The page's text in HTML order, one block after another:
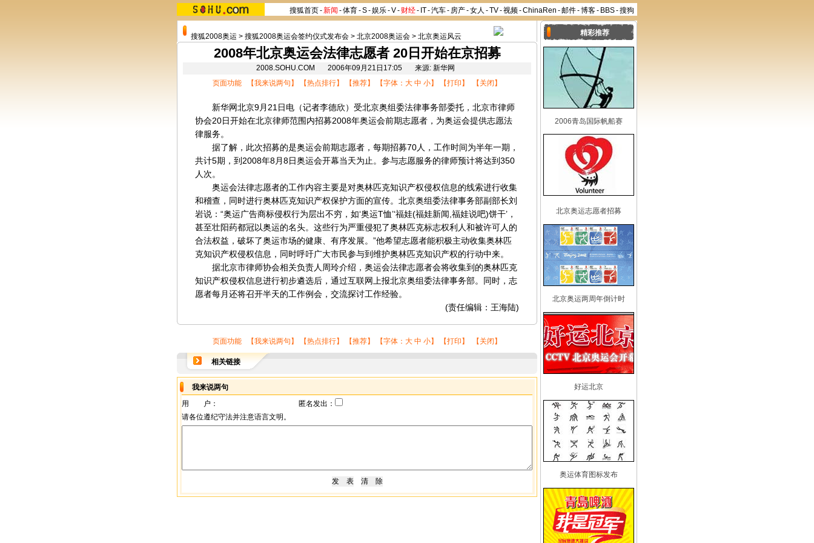
搜狐首页-新闻 -体育-S-娱乐-V- 财经- IT-汽车- 房产-女人 -TV-视频-ChinaRen -邮件-博客- BBS-搜狗
搜狐2008奥运 > 搜狐2008奥运会签约仪式发布会 > 北京2008奥运会 > 北京奥运风云
2008年北京奥运会法律志愿者 20日开始在京招募
2008.SOHU.COM 2006年09月21日17:05 来源: 新华网
页面功能 【我来说两句 】 【热点排行】 【推荐】 【字体： 大 中 小】 【打印 】 【 关闭 】
新华网北京9月21日电（记者李德欣）受北京奥组委法律事务部委托，北京市律师
协会20日开始在北京律师范围内招募2008年奥运会前期志愿者，为奥运会提供志愿法
律服务。
据了解，此次招募的是奥运会前期志愿者，每期招募70人，工作时间为半年一期，
共计5期，到2008年8月8日奥运会开幕当天为止。参与志愿服务的律师预计将达到350
人次。
奥运会法律志愿者的工作内容主要是对奥林匹克知识产权侵权信息的线索进行收集
和稽查，同时进行奥林匹克知识产权保护方面的宣传。北京奥组委法律事务部副部长刘
岩说：“奥运广告商标侵权行为层出不穷，如‘奥运T恤’‘福娃(福娃新闻 福娃说吧)饼干’，
甚至壮阳药都冠以奥运的名头。这些行为严重侵犯了奥林匹克标志权利人和被许可人的
合法权益，破坏了奥运市场的健康、有序发展。”他希望志愿者能积极主动收集奥林匹
克知识产权侵权信息，同时呼吁广大市民参与到维护奥林匹克知识产权的行动中来。
据北京市律师协会相关负责人周玲介绍，奥运会法律志愿者会将收集到的奥林匹克
知识产权侵权信息进行初步遴选后，通过互联网上报北京奥组委法律事务部。同时，志
愿者每月还将召开半天的工作例会，交流探讨工作经验。
(责任编辑：王海陆)
页面功能 【我来说两句 】 【热点排行】 【推荐】 【字体： 大 中 小】 【打印 】 【 关闭 】
相关链接
我来说两句
用 户：
匿名发出：
请各位遵纪守法并注意语言文明。
精彩推荐
2006青岛国际帆船赛
北京奥运志愿者招募
北京奥运两周年倒计时
好运北京
奥运体育图标发布